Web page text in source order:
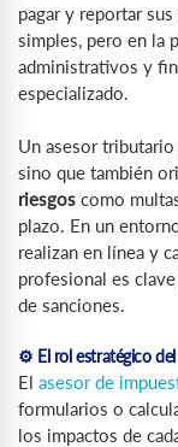
pagar y reportar
simples, pero en la
administrativos y
especializado.
Un asesor
sino que también
riesgos como
plazo. En un
realizan en línea y
profesional es
de sanciones.
⚙️ El rol estratégico
El asesor de
formularios o
los impactos de